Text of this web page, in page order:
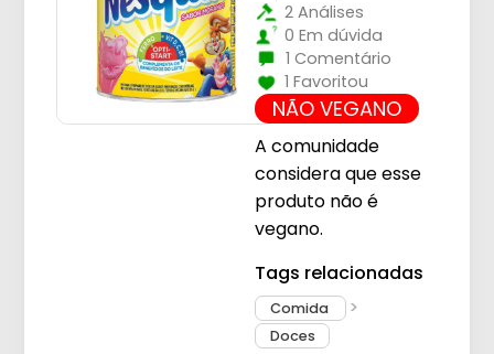
2 Análises
0 Em dúvida
1 Comentário
1 Favoritou
NÃO VEGANO
A comunidade
considera que esse
produto não é
vegano.
Tags relacionadas
Comida
Doces